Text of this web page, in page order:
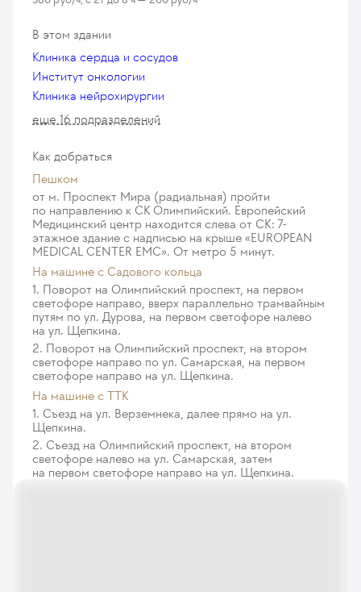
В этом здании
Клиника сердца и сосудов
Институт онкологии
Клиника нейрохирургии
еще 16 подразделений
Как добраться
Пешком
от м. Проспект Мира (радиальная) пройти
по направлению к СК Олимпийский. Европейский
Медицинский центр находится слева от СК: 7-
этажное здание с надписью на крыше «EUROPEAN
MEDICAL CENTER EMC». От метро 5 минут.
На машине c Садового кольца
1. Поворот на Олимпийский проспект, на первом
светофоре направо, вверх параллельно трамвайным
путям по ул. Дурова, на первом светофоре налево
на ул. Щепкина.
2. Поворот на Олимпийский проспект, на втором
светофоре направо по ул. Самарская, на первом
светофоре направо на ул. Щепкина.
На машине с ТТК
1. Съезд на ул. Верземнека, далее прямо на ул.
Щепкина.
2. Съезд на Олимпийский проспект, на втором
светофоре налево на ул. Самарская, затем
на первом светофоре направо на ул. Щепкина.